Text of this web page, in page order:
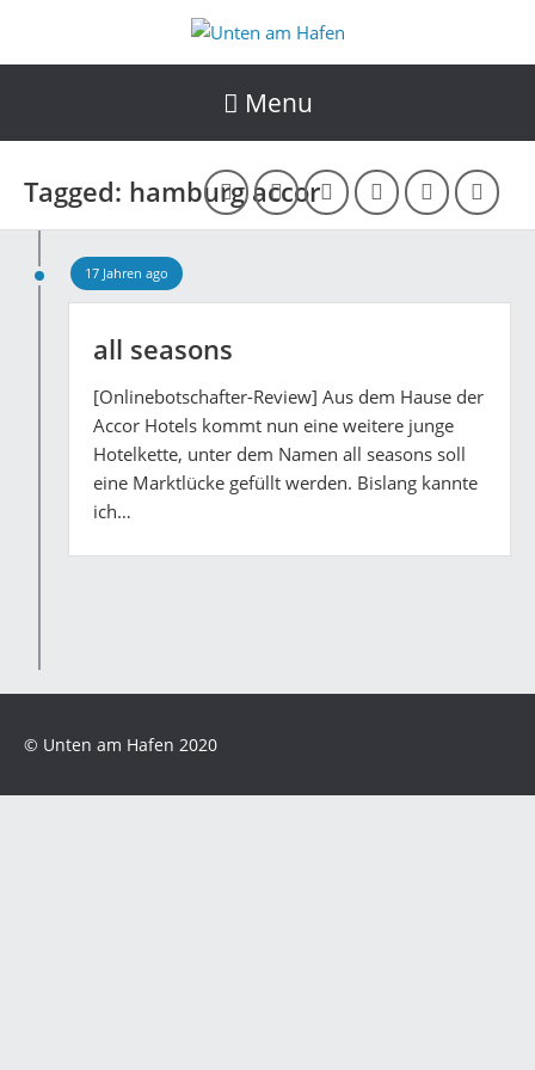
Menu
Tagged: hamburg accor
17 Jahren ago
all seasons
[Onlinebotschafter-Review] Aus dem Hause der
Accor Hotels kommt nun eine weitere junge
Hotelkette, unter dem Namen all seasons soll
eine Marktlücke gefüllt werden. Bislang kannte
ich…
© Unten am Hafen 2020